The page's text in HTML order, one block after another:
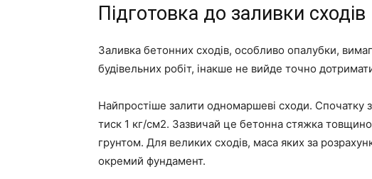
Підготовка до заливки сходів
Заливка бетонних сходів, особливо опалубки,
будівельних робіт, інакше не вийде точно
Найпростіше залити одномаршеві сходи. Спочатку
тиск 1 кг/см2. Зазвичай це бетонна стяжка
грунтом. Для великих сходів, маса яких за
окремий фундамент.